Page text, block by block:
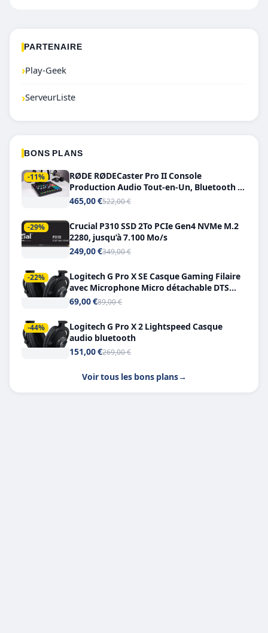
PARTENAIRE
›Play-Geek
›ServeurListe
BONS PLANS
-11%
RØDE RØDECaster Pro II Console
Production Audio Tout-en-Un, Bluetooth et
Double USB-C
465,00 €522,00 €
-29%
Crucial P310 SSD 2To PCIe Gen4 NVMe M.2
2280, jusqu’à 7.100 Mo/s
249,00 €349,00 €
-22%
Logitech G Pro X SE Casque Gaming Filaire
avec Microphone Micro détachable DTS
Headphone X 7.1
69,00 €89,00 €
-44%
Logitech G Pro X 2 Lightspeed Casque
audio bluetooth
151,00 €269,00 €
Voir tous les bons plans→